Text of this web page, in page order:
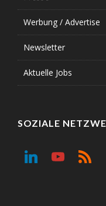
Werbung / Advertise
Newsletter
Aktuelle Jobs
SOZIALE